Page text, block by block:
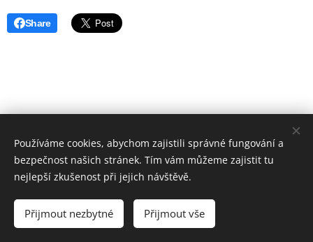
Share
© 2019 Hostinec u nádraží Červenka | Všechna práva vyhrazena
Vytvořeno službouWebnode
Používáme cookies, abychom zajistili správné fungování a
bezpečnost našich stránek. Tím vám můžeme zajistit tu
nejlepší zkušenost při jejich návštěvě.
Přijmout nezbytné Přijmout vše